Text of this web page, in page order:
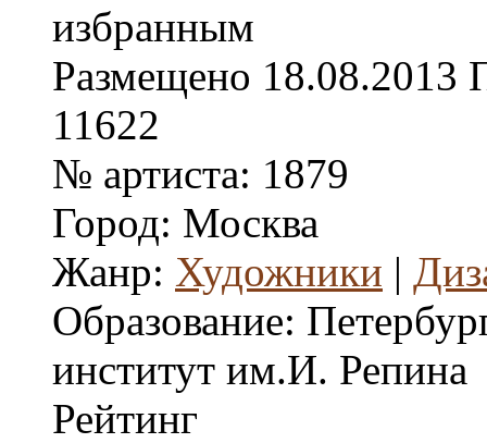
Размещено 18.08.2013
11622
№ артиста: 1879
Город: Москва
Жанр: Художники |
Образование:
институт им.И. Репина
Рейтинг